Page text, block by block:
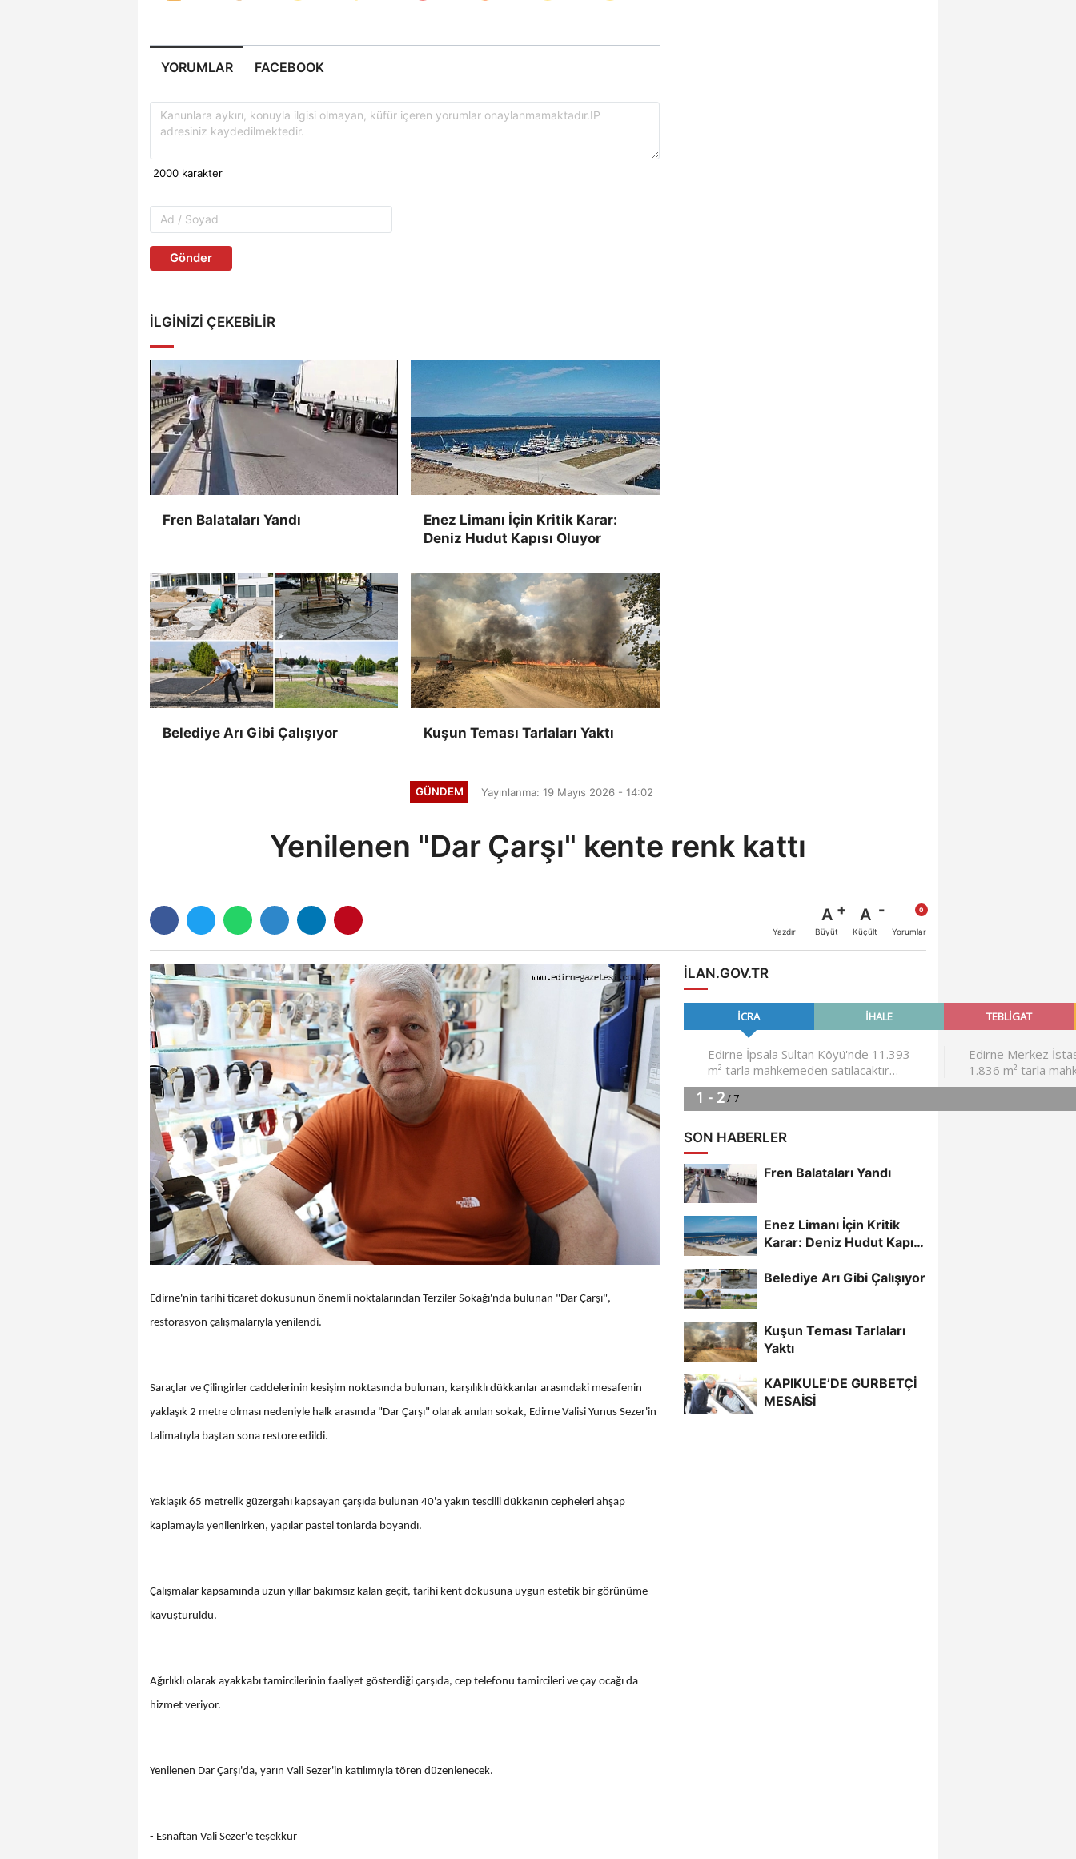
YORUMLAR FACEBOOK
Gönder
İLGINIZI ÇEKEBILIR
Fren Balataları Yandı
Enez Limanı İçin Kritik Karar:
Deniz Hudut Kapısı Oluyor
Belediye Arı Gibi Çalışıyor Kuşun Teması Tarlaları Yaktı
GÜNDEM Yayınlanma: 19 Mayıs 2026 - 14:02
Yenilenen "Dar Çarşı" kente renk kattı
Yazdır
A
Büyüt
A
Küçült Yorumlar
Edirne'nin tarihi ticaret dokusunun önemli noktalarından Terziler Sokağı'nda bulunan "Dar Çarşı",
restorasyon çalışmalarıyla yenilendi.
Saraçlar ve Çilingirler caddelerinin kesişim noktasında bulunan, karşılıklı dükkanlar arasındaki mesafenin
yaklaşık 2 metre olması nedeniyle halk arasında "Dar Çarşı" olarak anılan sokak, Edirne Valisi Yunus Sezer'in
talimatıyla baştan sona restore edildi.
Yaklaşık 65 metrelik güzergahı kapsayan çarşıda bulunan 40'a yakın tescilli dükkanın cepheleri ahşap
kaplamayla yenilenirken, yapılar pastel tonlarda boyandı.
Çalışmalar kapsamında uzun yıllar bakımsız kalan geçit, tarihi kent dokusuna uygun estetik bir görünüme
kavuşturuldu.
Ağırlıklı olarak ayakkabı tamircilerinin faaliyet gösterdiği çarşıda, cep telefonu tamircileri ve çay ocağı da
hizmet veriyor.
Yenilenen Dar Çarşı'da, yarın Vali Sezer'in katılımıyla tören düzenlenecek.
- Esnaftan Vali Sezer'e teşekkür
ILAN.GOV.TR
SON HABERLER
Fren Balataları Yandı
Enez Limanı İçin Kritik
Karar: Deniz Hudut Kapısı
Belediye Arı Gibi Çalışıyor
Kuşun Teması Tarlaları
Yaktı
KAPIKULE’DE GURBETÇİ
MESAİSİ